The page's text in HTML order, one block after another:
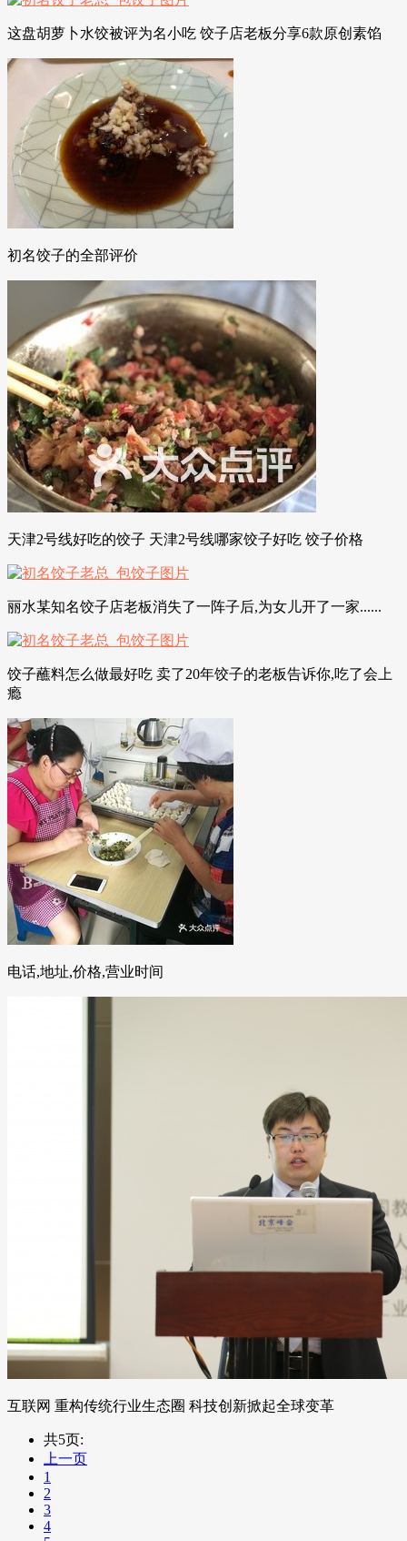
这盘胡萝卜水饺被评为名小吃 饺子店老板分享6款原创素馅
初名饺子的全部评价
天津2号线好吃的饺子 天津2号线哪家饺子好吃 饺子价格
丽水某知名饺子店老板消失了一阵子后,为女儿开了一家......
饺子蘸料怎么做最好吃 卖了20年饺子的老板告诉你,吃了会上
瘾
电话,地址,价格,营业时间
互联网 重构传统行业生态圈 科技创新掀起全球变革
共5页:
上一页
1
2
3
4